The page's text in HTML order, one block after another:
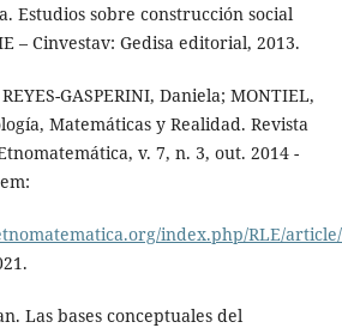
Estudios sobre construcción social
– Cinvestav: Gedisa editorial, 2013.
GASPERINI, Daniela; MONTIEL,
Matemáticas y Realidad. Revista
v. 7, n. 3, out. 2014 -
index.php/RLE/
Las bases conceptuales del